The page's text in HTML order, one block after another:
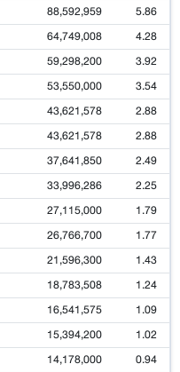
88,592,959 5.86
64,749,008 4.28
59,298,200 3.92
53,550,000 3.54
43,621,578 2.88
43,621,578 2.88
37,641,850 2.49
33,996,286 2.25
27,115,000 1.79
26,766,700 1.77
21,596,300 1.43
18,783,508 1.24
16,541,575 1.09
15,394,200 1.02
14,178,000 0.94